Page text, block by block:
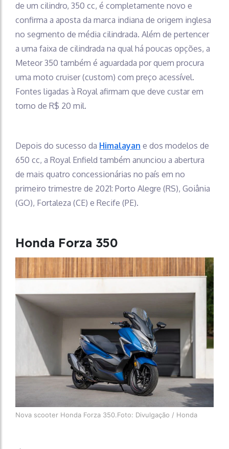
de um cilindro, 350 cc, é completamente novo e
confirma a aposta da marca indiana de origem inglesa
no segmento de média cilindrada. Além de pertencer
a uma faixa de cilindrada na qual há poucas opções, a
Meteor 350 também é aguardada por quem procura
uma moto cruiser (custom) com preço acessível.
Fontes ligadas à Royal afirmam que deve custar em
torno de R$ 20 mil.
Depois do sucesso da Himalayan e dos modelos de
650 cc, a Royal Enfield também anunciou a abertura
de mais quatro concessionárias no país em no
primeiro trimestre de 2021: Porto Alegre (RS), Goiânia
(GO), Fortaleza (CE) e Recife (PE).
Honda Forza 350
Nova scooter Honda Forza 350.Foto: Divulgação / Honda